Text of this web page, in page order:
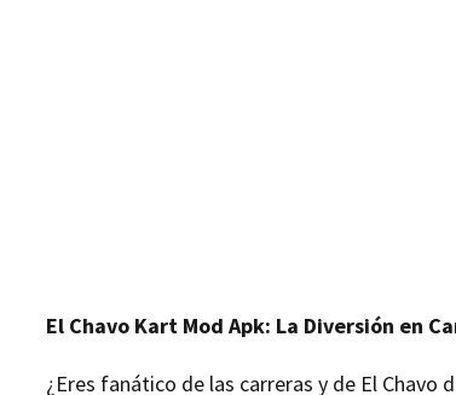
El Chavo Kart Mod Apk: La Diversión en
¿Eres fanático de las carreras y de El Chavo